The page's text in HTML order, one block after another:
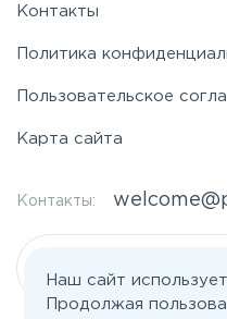
Контакты
Политика
Пользовательское
Карта сайта
Контакты:
Наш сайт
Продолжая